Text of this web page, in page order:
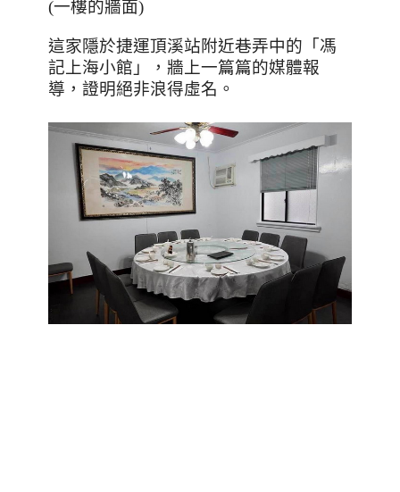
(一樓的牆面)
這家隱於捷運頂溪站附近巷弄中的「馮
記上海小館」，牆上一篇篇的媒體報
導，證明絕非浪得虛名。